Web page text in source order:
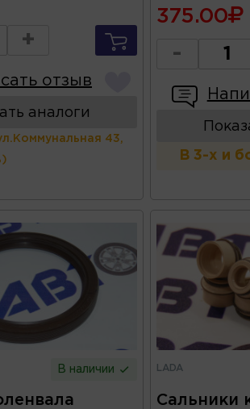
+
отзыв
аналоги
43,
375.00
-
В 3-х и
В наличии LADA
Сальники